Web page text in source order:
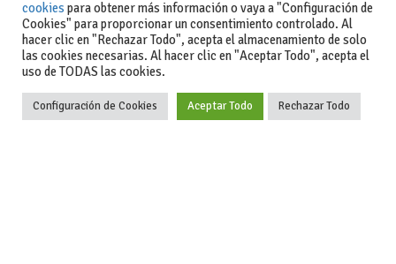
Actualidad
Coches de ocasión: guía completa para comprar seguro
cookies para obtener más información o vaya a "Configuración de
Cookies" para proporcionar un consentimiento controlado. Al
hacer clic en "Rechazar Todo", acepta el almacenamiento de solo
las cookies necesarias. Al hacer clic en "Aceptar Todo", acepta el
uso de TODAS las cookies.
Configuración de Cookies Aceptar Todo Rechazar Todo